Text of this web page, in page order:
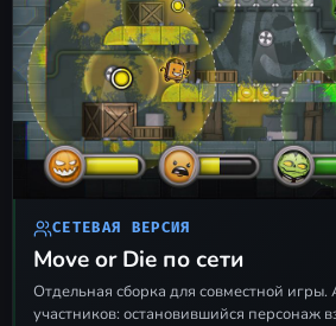
СЕТЕВАЯ ВЕРСИЯ
Move or Die по сети
Отдельная сборка для совместной
участников: остановившийся персонаж